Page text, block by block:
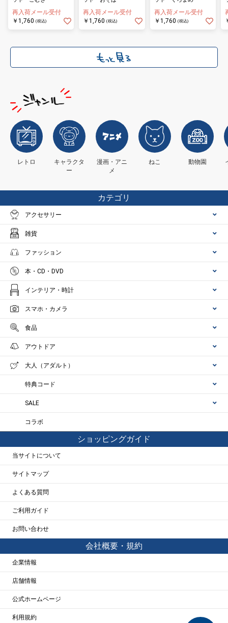
再入荷メール受付
￥1,760 (税込)
再入荷メール受付
￥1,760 (税込)
再入荷メール受付
￥1,760 (税込)
レトロ
キャラクタ
ー
漫画・アニ
メ
ねこ 動物園
カテゴリ
アクセサリー
雑貨
ファッション
本・CD・DVD
インテリア・時計
スマホ・カメラ
食品
アウトドア
大人（アダルト）
特典コード
SALE
コラボ
ショッピングガイド
当サイトについて
サイトマップ
よくある質問
ご利用ガイド
お問い合わせ
会社概要・規約
企業情報
店舗情報
公式ホームページ
利用規約